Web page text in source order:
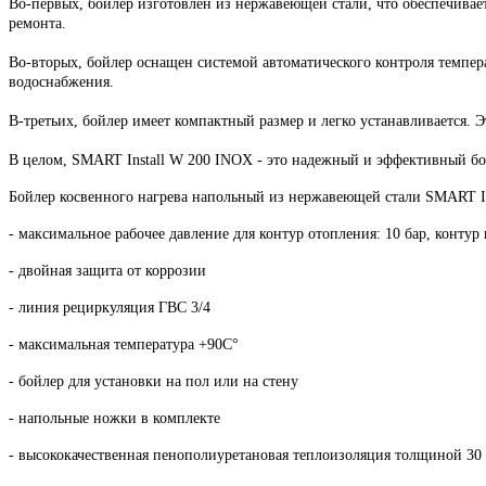
Во-первых, бойлер изготовлен из нержавеющей стали, что
ремонта.
Во-вторых, бойлер оснащен системой автоматического контроля
водоснабжения.
В-третьих, бойлер имеет компактный размер и легко
В целом, SMART Install W 200 INOX - это надежный и эффективный
Бойлер косвенного нагрева напольный из нержавеющей стали
- максимальное рабочее давление для контур отопления: 10 бар,
- двойная защита от коррозии
- линия рециркуляция ГВС 3/4
- максимальная температура +90C°
- бойлер для установки на пол или на стену
- напольные ножки в комплекте
- высококачественная пенополиуретановая теплоизоляция толщиной